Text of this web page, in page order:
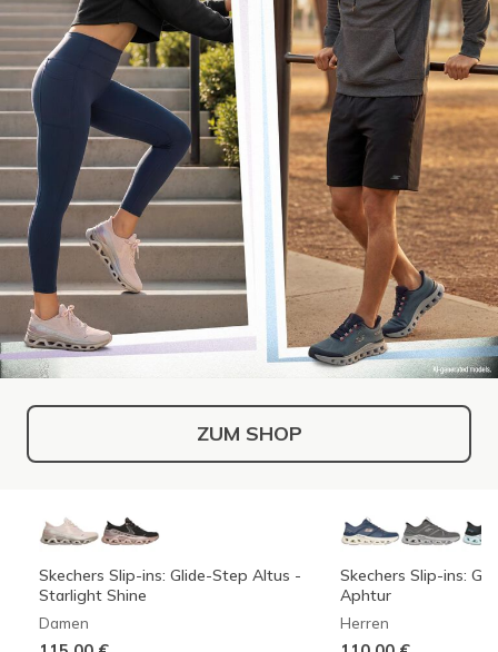
ZUM SHOP
Skechers Slip-ins: Glide-Step Altus -
Starlight Shine
Damen
Skechers Slip-ins:
Aphtur
Herren